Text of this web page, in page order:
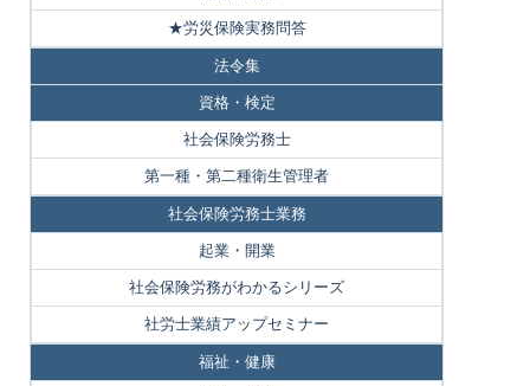
★労災保険実務問答
法令集
資格・検定
社会保険労務士
第一種・第二種衛生管理者
社会保険労務士業務
起業・開業
社会保険労務がわかるシリーズ
社労士業績アップセミナー
福祉・健康